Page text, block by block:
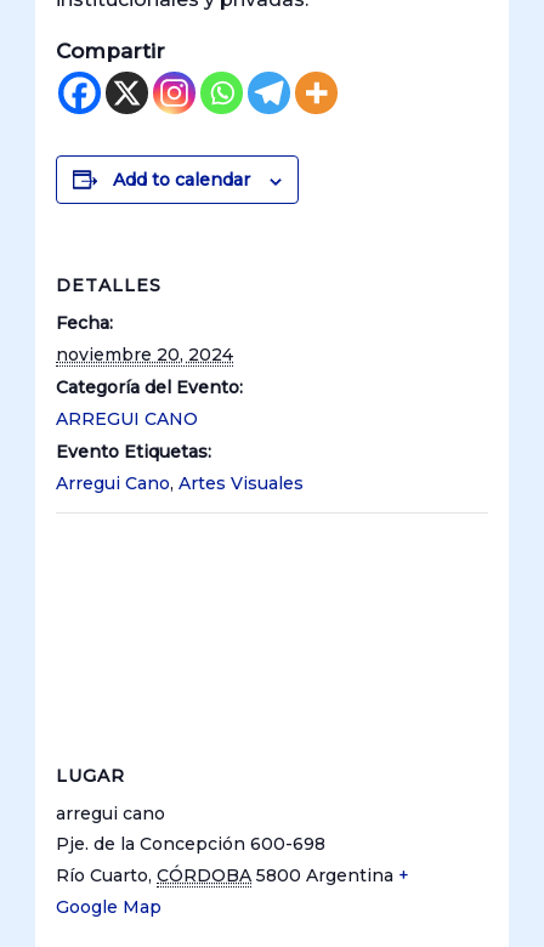
Compartir
Add to calendar
DETALLES
Fecha:
noviembre 20, 2024
Categoría del Evento:
ARREGUI CANO
Evento Etiquetas:
Arregui Cano,Artes Visuales
LUGAR
arregui cano
Pje. de la Concepción 600-698
Río Cuarto, CÓRDOBA 5800 Argentina +
Google Map